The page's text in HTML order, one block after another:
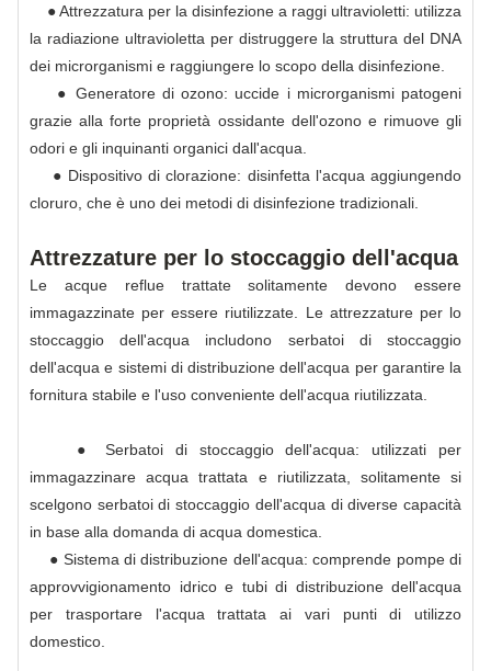
● Attrezzatura per la disinfezione a raggi ultravioletti: utilizza
la radiazione ultravioletta per distruggere la struttura del DNA
dei microrganismi e raggiungere lo scopo della disinfezione.
● Generatore di ozono: uccide i microrganismi patogeni
grazie alla forte proprietà ossidante dell'ozono e rimuove gli
odori e gli inquinanti organici dall'acqua.
● Dispositivo di clorazione: disinfetta l'acqua aggiungendo
cloruro, che è uno dei metodi di disinfezione tradizionali.
Attrezzature per lo stoccaggio dell'acqua
Le acque reflue trattate solitamente devono essere
immagazzinate per essere riutilizzate. Le attrezzature per lo
stoccaggio dell'acqua includono serbatoi di stoccaggio
dell'acqua e sistemi di distribuzione dell'acqua per garantire la
fornitura stabile e l'uso conveniente dell'acqua riutilizzata.
● Serbatoi di stoccaggio dell'acqua: utilizzati per
immagazzinare acqua trattata e riutilizzata, solitamente si
scelgono serbatoi di stoccaggio dell'acqua di diverse capacità
in base alla domanda di acqua domestica.
● Sistema di distribuzione dell'acqua: comprende pompe di
approvvigionamento idrico e tubi di distribuzione dell'acqua
per trasportare l'acqua trattata ai vari punti di utilizzo
domestico.